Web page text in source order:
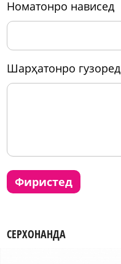
номатонро нависед
шарҳатонро гузоред
фиристед
СЕРХОНАНДА